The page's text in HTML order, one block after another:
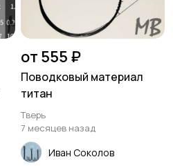
от 555 ₽
Поводковый материал
титан
Тверь
7 месяцев назад
Иван Соколов